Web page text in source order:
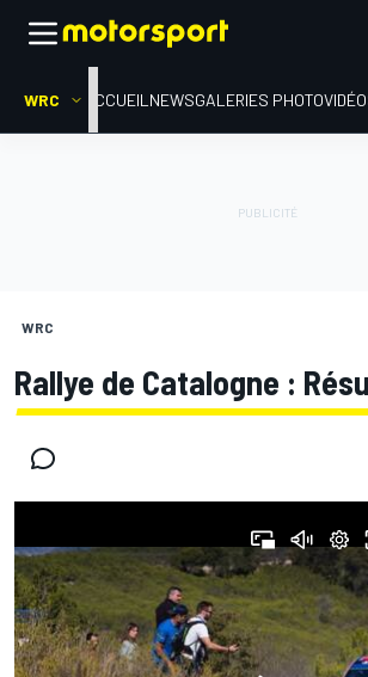
WRC ACCUEIL NEWSGALERIES PHOTO
WRC
Rallye de Catalogne :